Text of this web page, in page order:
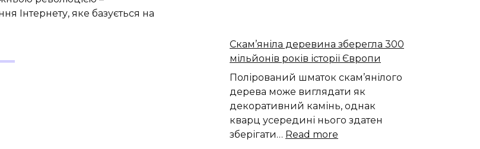
Інтернету, яке базується на
мікрогравітація
змінює
виробництво
вуглепластику
Скам’яніла деревина зберегла 300
мільйонів років історії Європи
Полірований шматок скам’янілого
дерева може виглядати як
декоративний камінь, однак
кварц усередині нього здатен
зберігати… Read more